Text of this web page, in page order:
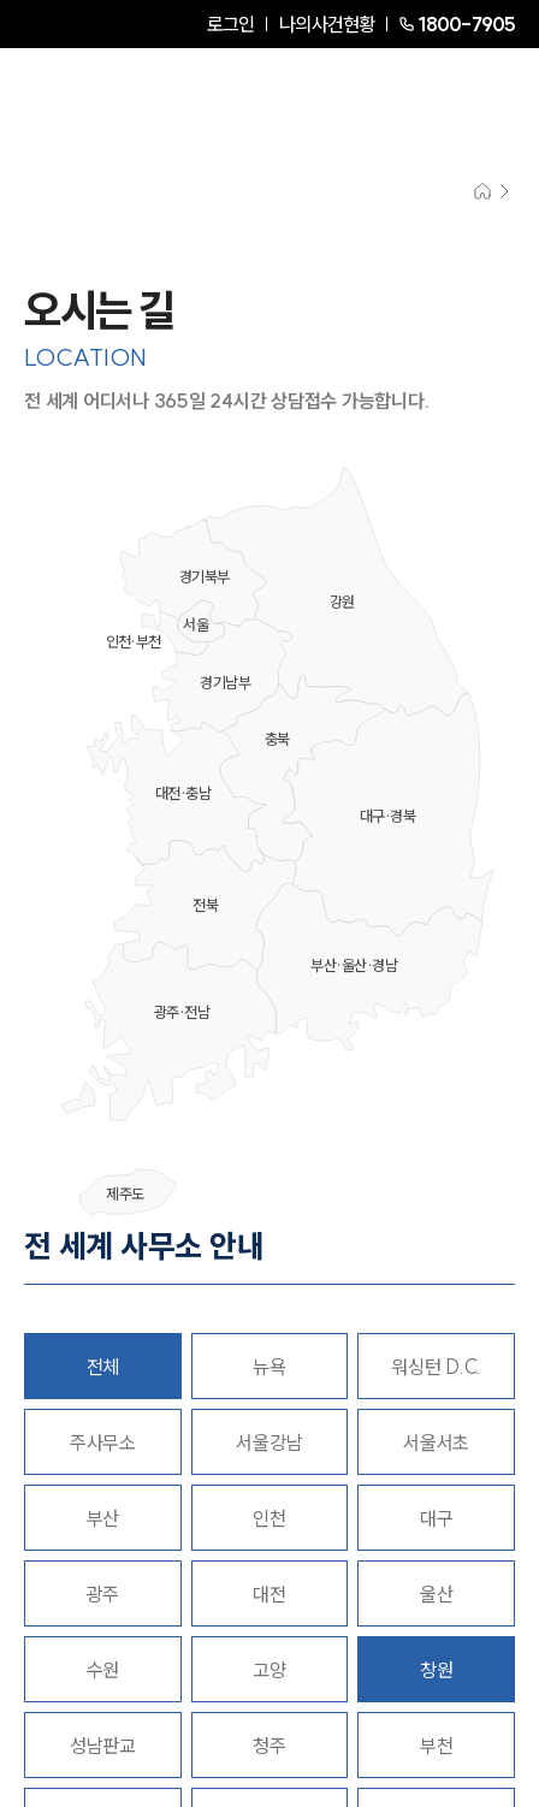
로그인 나의사건현황 1800-7905
그룹소개
대륜의 강점
오시는 길
고객의 소리
통합검색
AI대륜
업무사례
사례분석/최신동향
법률정보
법률지식인
고객후기
업무분야
전체
오시는 길
LOCATION
전 세계 어디서나 365일 24시간 상담접수 가능합니다.
강원
충북
대전·충남
대구·경북
부산·울산·경남
전북
광주·전남
제주도
경기북부
경기남부
서울
인천·부천
전 세계 사무소 안내
전체 뉴욕 워싱턴 D.C.
주사무소 서울강남 서울서초
부산 인천 대구
광주 대전 울산
수원 고양 창원
성남판교 청주 부천